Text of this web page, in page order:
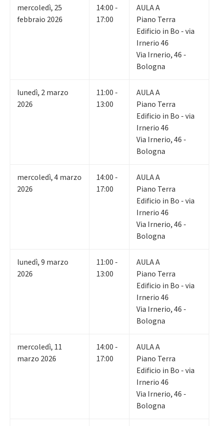
mercoledì, 25
febbraio 2026
14:00 -
17:00
AULA A
Piano Terra
Edificio in Bo - via
Irnerio 46
Via Irnerio, 46 -
Bologna
lunedì, 2marzo
2026
11:00 -
13:00
AULA A
Piano Terra
Edificio in Bo - via
Irnerio 46
Via Irnerio, 46 -
Bologna
mercoledì,4marzo
2026
14:00 -
17:00
AULA A
Piano Terra
Edificio in Bo - via
Irnerio 46
Via Irnerio, 46 -
Bologna
lunedì,9 marzo
2026
11:00 -
13:00
AULA A
Piano Terra
Edificio in Bo - via
Irnerio 46
Via Irnerio, 46 -
Bologna
mercoledì, 11
marzo 2026
14:00 -
17:00
AULA A
Piano Terra
Edificio in Bo - via
Irnerio 46
Via Irnerio, 46 -
Bologna